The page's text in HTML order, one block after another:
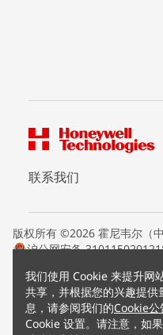
我们使用 Cookie 来提升网
共享，并根据您的兴趣提
息，请参阅我们的Cookie公
Cookie 设置。请注意，如
联系我们
版权所有 ©2026 霍尼韦尔（
沪公网安备
条款条约
隐私声明
您的隐私选项
霍尼韦尔科技Cookie通知